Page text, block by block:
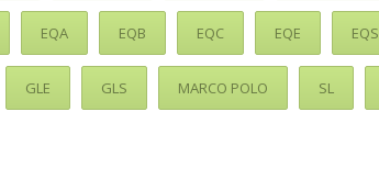
EQA EQB EQC EQE EQS
GLE GLS MARCO POLO SL